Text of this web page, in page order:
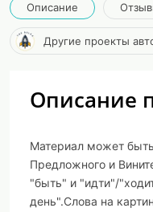
Описание
Другие проекты
Описание
Материал может
Предложного и
"быть" и "идти"/
день".Слова на